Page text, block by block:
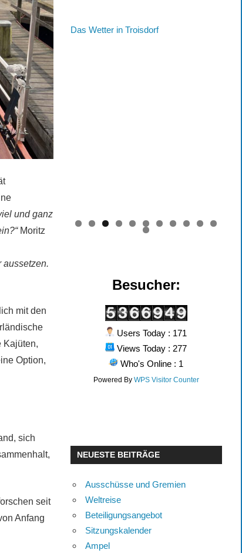
und ganz
Moritz
aussetzen.
mit den
Kajüten,
Option,
sich
seit
Anfang
Das Wetter in Troisdorf
0 1
2
Besucher:
Users Today : 171
Views Today : 277
Who's Online : 1
Powered By WPS Visitor Counter
NEUESTE BEITRÄGE
Ausschüsse und Gremien
Weltreise
Beteiligungsangebot
Sitzungskalender
Ampel